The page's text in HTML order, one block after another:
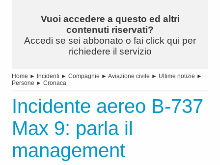
Vuoi accedere a questo ed altri
contenuti riservati?
Accedi se sei abbonato o fai click qui per
richiedere il servizio
Home ► Incidenti ► Compagnie ► Aviazione civile ► Ultime notizie ►
Persone ► Cronaca
Incidente aereo B-737
Max 9: parla il
management